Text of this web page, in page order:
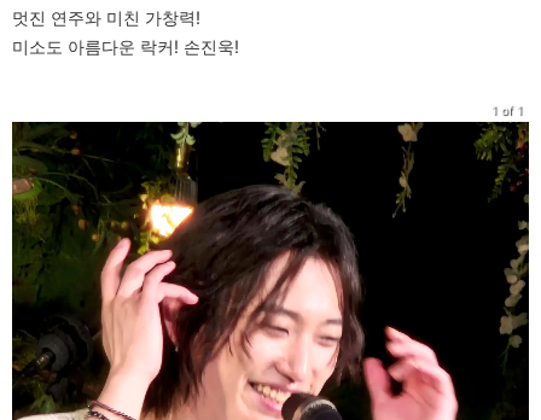
멋진 연주와 미친 가창력!
미소도 아름다운 락커! 손진욱!
1 of 1